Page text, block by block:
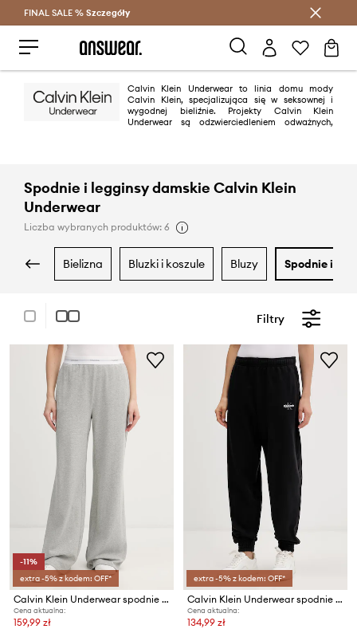
Oszczędzaj z Answear Club >
FINAL SALE % Szczegóły
Calvin Klein Underwear to linia domu mody
Calvin Klein, specjalizująca się w seksownej i
wygodnej bieliźnie. Projekty Calvin Klein
Underwear są odzwierciedleniem odważnych,
Spodnie i legginsy damskie Calvin Klein
Underwear
Liczba wybranych produktów: 6
bielizna bluzki i koszule bluzy spodnie i
Filtry
-11%
extra -5% z kodem: OFF*
Calvin Klein Underwear spodnie dresowe bawełniane
Cena aktualna:
159,99 zł
extra -5% z kodem: OFF*
Calvin Klein Underwear spodnie dresowe damskie
Cena aktualna:
134,99 zł